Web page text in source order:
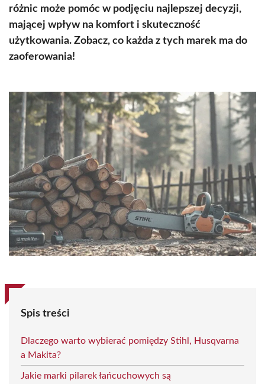
różnic może pomóc w podjęciu najlepszej decyzji,
mającej wpływ na komfort i skuteczność
użytkowania. Zobacz, co każda z tych marek ma do
zaoferowania!
Spis treści
Dlaczego warto wybierać pomiędzy Stihl, Husqvarna
a Makita?
Jakie marki pilarek łańcuchowych są